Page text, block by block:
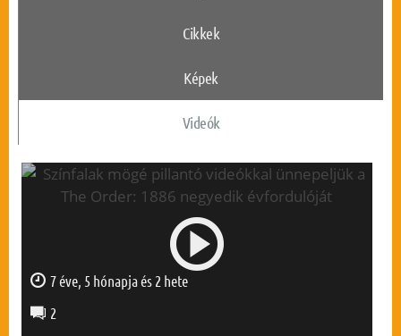
Cikkek
Képek
Videók
0 mp
7 éve, 5 hónapja és 2 hete
2